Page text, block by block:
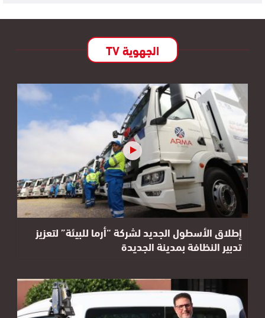
الجهوية TV
إطلاق الأسطول الجديد لشركة “أرما للبيئة” لتعزيز
تدبير النظافة بمدينة الجديدة